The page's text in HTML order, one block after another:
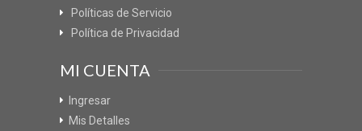
Políticas de Servicio
Política de Privacidad
MI CUENTA
Ingresar
Mis Detalles